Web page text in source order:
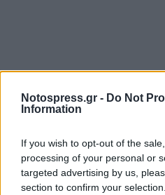
Notospress.gr - Do Not
Information
If you wish to opt-out of the
processing of your personal or
targeted advertising by us,
section to confirm your